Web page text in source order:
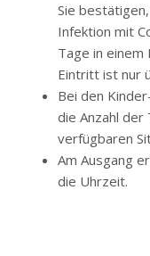
Sie
Infektion mit
Tage in einem
Eintritt ist nur
Bei den
die Anzahl
verfügbaren
Am Ausgang
die Uhrzeit.